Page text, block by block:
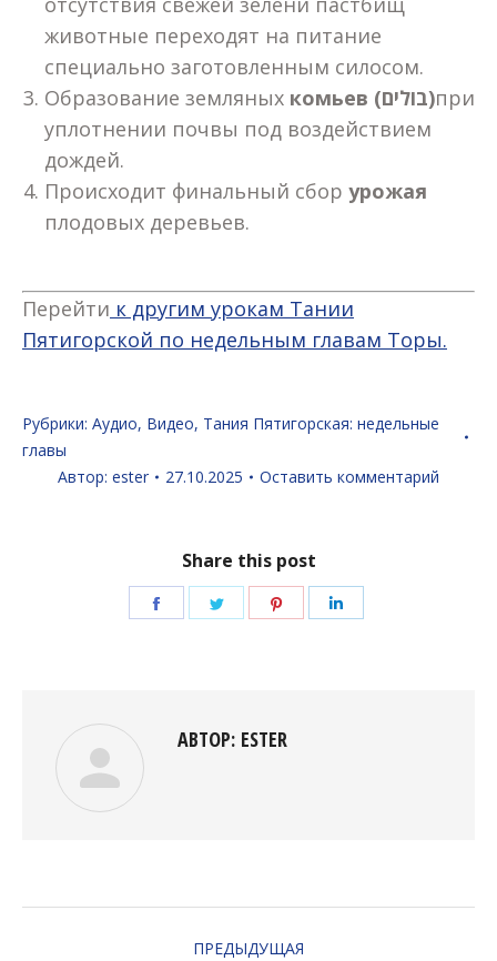
животные переходят на питание
специально заготовленным силосом.
Образование земляных комьев (בולים)при
уплотнении почвы под воздействием
дождей.
Происходит финальный сбор урожая
плодовых деревьев.
Перейти к другим урокам Тании
Пятигорской по недельным главам Торы.
Рубрики: Аудио, Видео, Тания Пятигорская: недельные
главы
Автор: ester 27.10.2025 Оставить комментарий
Share this post
ПоделитьсяПоделитьсяПоделиться
АВТОР: ESTER
ПРЕДЫДУЩАЯ